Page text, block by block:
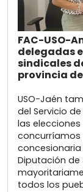
FAC-USO-
delegadas
sindicales
provincia
USO-Jaén
del Servicio
las elecciones
concurríamos
Diputación de
todos los